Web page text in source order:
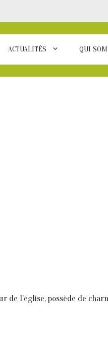
ACTUALITÉS QUI
l’église, possède de